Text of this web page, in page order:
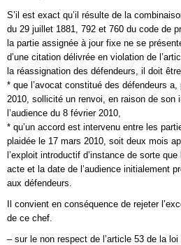
S’il est exact qu’il résulte de la
du 29 juillet 1881, 792 et 760 du code de
la partie assignée à jour fixe ne se
d’une citation délivrée en violation de
la réassignation des défendeurs, il doit
* que l’avocat constitué des défendeurs
2010, sollicité un renvoi, en raison de son
l’audience du 8 février 2010,
* qu’un accord est intervenu entre les
plaidée le 17 mars 2010, soit deux mois
l’exploit introductif d’instance de sorte
acte et la date de l’audience initialement
aux défendeurs.
Il convient en conséquence de rejeter
de ce chef.
– sur le non respect de l’article 53 de la